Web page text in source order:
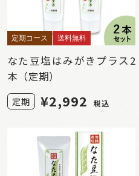
定期コース 送料無料
なた豆塩はみがきプラス2
本（定期）
定期 ¥2,992 税込